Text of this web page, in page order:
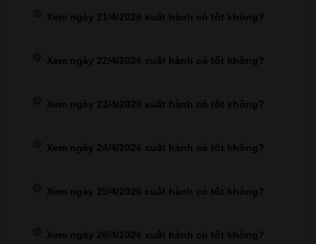
Xem ngày 21/4/2026 xuất hành có tốt không?
Xem ngày 22/4/2026 xuất hành có tốt không?
Xem ngày 23/4/2026 xuất hành có tốt không?
Xem ngày 24/4/2026 xuất hành có tốt không?
Xem ngày 25/4/2026 xuất hành có tốt không?
Xem ngày 26/4/2026 xuất hành có tốt không?